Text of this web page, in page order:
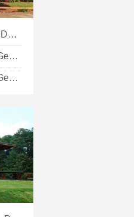
Pusat &Museum Pengunjung Danau Allatoona
Pusat Informasi Pengunjung Georgia - Sylvania
Pusat Informasi Pengunjung Georgia - Valdosta